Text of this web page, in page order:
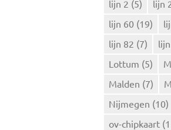
lijn 2 (5) lijn
lijn 60 (19)
lijn 82 (7)
Lottum (5)
Malden (7)
Nijmegen (10)
ov-chipkaart